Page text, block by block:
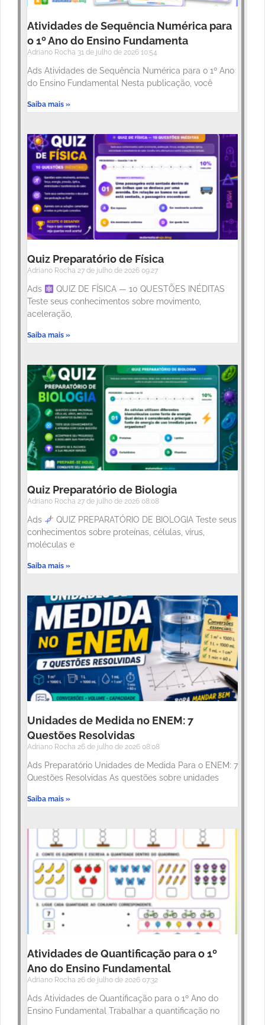
Atividades de Sequência Numérica para
o 1º Ano do Ensino Fundamenta
Adriano Rocha 31 de julho de 2026 10:54
Ads Atividades de Sequência Numérica para o 1º Ano
do Ensino Fundamental Nesta publicação, você
Saiba mais »
Quiz Preparatório de Física
Adriano Rocha 27 de julho de 2026 09:27
Ads
QUIZ DE FÍSICA — 10 QUESTÕES INÉDITAS
Teste seus conhecimentos sobre movimento,
aceleração,
Saiba mais »
Quiz Preparatório de Biologia
Adriano Rocha 27 de julho de 2026 08:08
Ads
QUIZ PREPARATÓRIO DE BIOLOGIA Teste seus
conhecimentos sobre proteínas, células, vírus,
moléculas e
Saiba mais »
Unidades de Medida no ENEM: 7
Questões Resolvidas
Adriano Rocha 26 de julho de 2026 08:08
Ads Preparatório Unidades de Medida Para o ENEM: 7
Questões Resolvidas As questões sobre unidades
Saiba mais »
Atividades de Quantificação para o 1º
Ano do Ensino Fundamental
Adriano Rocha 26 de julho de 2026 07:32
Ads Atividades de Quantificação para o 1º Ano do
Ensino Fundamental Trabalhar a quantificação no